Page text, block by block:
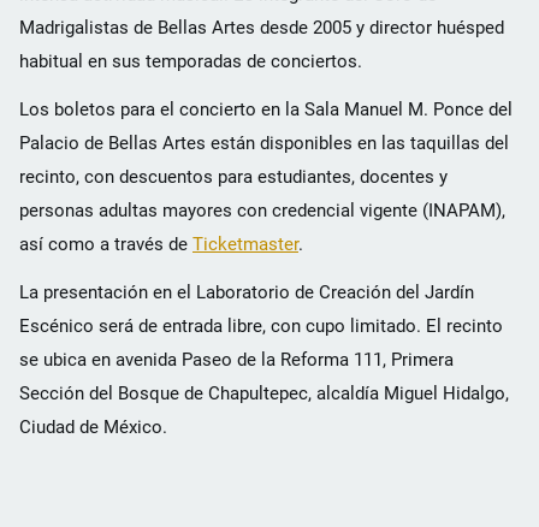
Madrigalistas de Bellas Artes desde 2005 y director huésped
habitual en sus temporadas de conciertos.
Los boletos para el concierto en la Sala Manuel M. Ponce del
Palacio de Bellas Artes están disponibles en las taquillas del
recinto, con descuentos para estudiantes, docentes y
personas adultas mayores con credencial vigente (INAPAM),
así como a través de Ticketmaster.
La presentación en el Laboratorio de Creación del Jardín
Escénico será de entrada libre, con cupo limitado. El recinto
se ubica en avenida Paseo de la Reforma 111, Primera
Sección del Bosque de Chapultepec, alcaldía Miguel Hidalgo,
Ciudad de México.